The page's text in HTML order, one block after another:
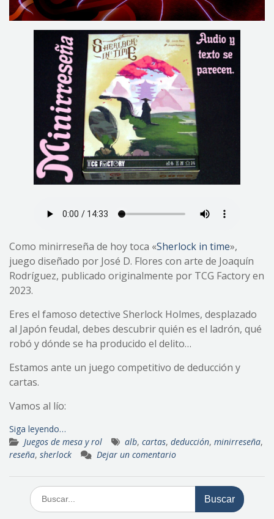
Como minirreseña de hoy toca «Sherlock in time»,
juego diseñado por José D. Flores con arte de Joaquín
Rodríguez, publicado originalmente por TCG Factory en
2023.
Eres el famoso detective Sherlock Holmes, desplazado
al Japón feudal, debes descubrir quién es el ladrón, qué
robó y dónde se ha producido el delito…
Estamos ante un juego competitivo de deducción y
cartas.
Vamos al lío:
Siga leyendo…
Juegos de mesa y rol
alb, cartas, deducción, minirreseña,
reseña, sherlock Dejar un comentario
Buscar: